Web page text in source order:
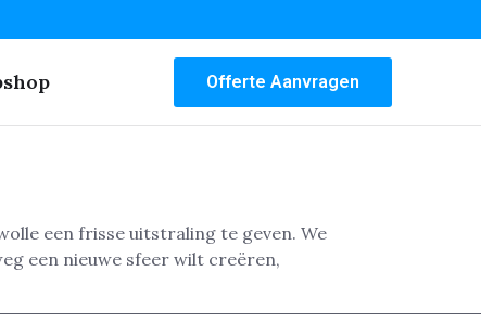
Offerte Aanvragen
een frisse uitstraling te geven. We
een nieuwe sfeer wilt creëren,